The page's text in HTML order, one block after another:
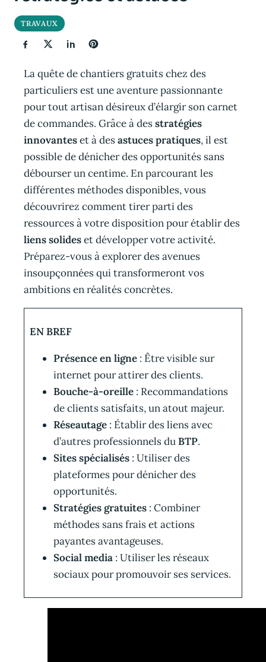
TRAVAUX
La quête de chantiers gratuits chez des
particuliers est une aventure passionnante
pour tout artisan désireux d’élargir son carnet
de commandes. Grâce à desstratégies
innovanteset à desastuces pratiques, il est
possible de dénicher des opportunités sans
débourser un centime. En parcourant les
différentes méthodes disponibles, vous
découvrirez comment tirer parti des
ressources à votre disposition pour établir des
liens solideset développer votre activité.
Préparez-vous à explorer des avenues
insoupçonnées qui transformeront vos
ambitions en réalités concrètes.
EN BREF
Présence en ligne: Être visible sur
internet pour attirer des clients.
Bouche-à-oreille: Recommandations
de clients satisfaits, un atout majeur.
Réseautage: Établir des liens avec
d’autres professionnels duBTP.
Sites spécialisés: Utiliser des
plateformes pour dénicher des
opportunités.
Stratégies gratuites: Combiner
méthodes sans frais et actions
payantes avantageuses.
Social media: Utiliser les réseaux
sociaux pour promouvoir ses services.